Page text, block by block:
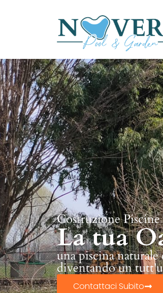
Costruzione
La tua
una piscina
diventando un
Contattaci Subito